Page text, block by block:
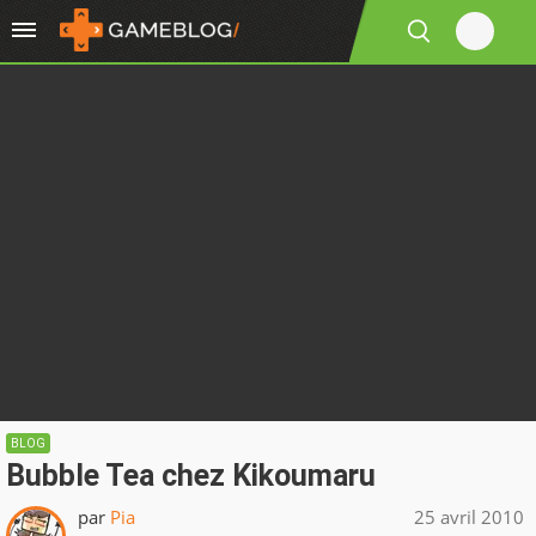
BLOG
Bubble Tea chez Kikoumaru
par Pia 25 avril 2010